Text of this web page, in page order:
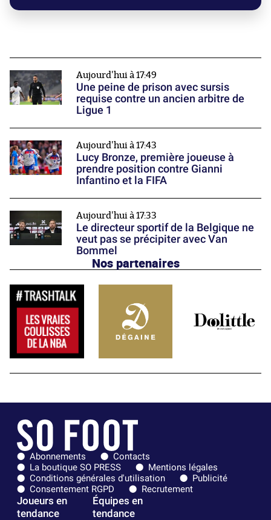
Aujourd'hui à 17:49
Une peine de prison avec sursis
requise contre un ancien arbitre de
Ligue 1
Aujourd'hui à 17:43
Lucy Bronze, première joueuse à
prendre position contre Gianni
Infantino et la FIFA
Aujourd'hui à 17:33
Le directeur sportif de la Belgique ne
veut pas se précipiter avec Van
Bommel
Nos partenaires
Abonnements
Contacts
La boutique SO PRESS
Mentions légales
Conditions générales d'utilisation
Publicité
Consentement RGPD
Recrutement
Joueurs en
tendance
Équipes en
tendance